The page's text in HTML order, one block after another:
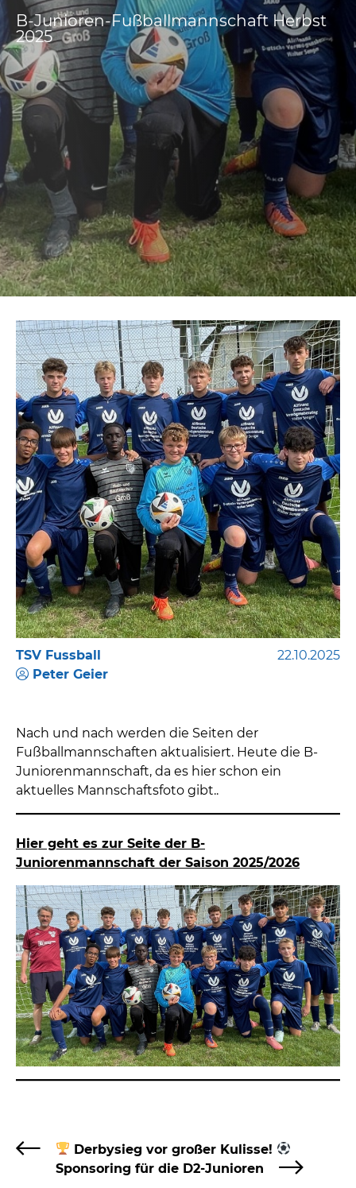
B-Junioren-Fußballmannschaft Herbst
2025
TSV Fussball
Peter Geier
22.10.2025
Nach und nach werden die Seiten der
Fußballmannschaften aktualisiert. Heute die B-
Juniorenmannschaft, da es hier schon ein
aktuelles Mannschaftsfoto gibt..
Hier geht es zur Seite der B-
Juniorenmannschaft der Saison 2025/2026
Derbysieg vor großer Kulisse!
Sponsoring für die D2-Junioren